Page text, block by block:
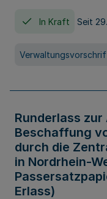
In Kraft Seit
Runderlass
Beschaffung
durch die
in Nordrhein-
Erlass)